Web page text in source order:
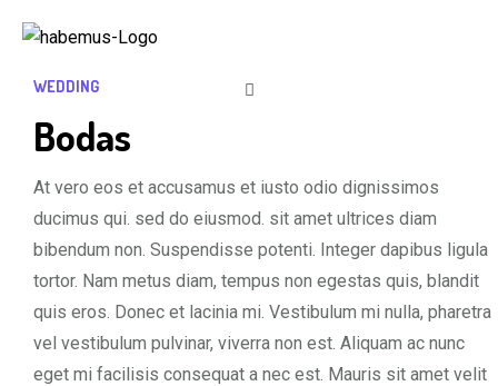
WEDDING
Bodas
At vero eos et accusamus et iusto odio dignissimos
ducimus qui. sed do eiusmod. sit amet ultrices diam
bibendum non. Suspendisse potenti. Integer dapibus ligula
tortor. Nam metus diam, tempus non egestas quis, blandit
quis eros. Donec et lacinia mi. Vestibulum mi nulla, pharetra
vel vestibulum pulvinar, viverra non est. Aliquam ac nunc
eget mi facilisis consequat a nec est. Mauris sit amet velit